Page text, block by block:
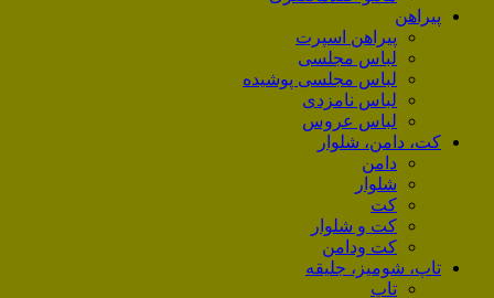
پیراهن
پیراهن اسپرت
لباس مجلسی
لباس مجلسی پوشیده
لباس نامزدی
لباس عروس
کت، دامن، شلوار
دامن
شلوار
کت
کت و شلوار
کت ودامن
تاپ، شومیز، جلیقه
تاپ